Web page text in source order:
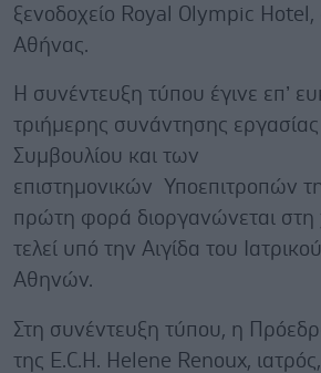
ξενοδοχείο Royal Olympic Hotel,
Αθήνας.
Η συνέντευξη τύπου έγινε επ’
τριήμερης συνάντησης εργασίας
Συμβουλίου και των
επιστημονικών Υποεπιτροπών
πρώτη φορά διοργανώνεται στη
τελεί υπό την Αιγίδα του
Αθηνών.
Στη συνέντευξη τύπου, η
της E.C.H. Helene Renoux,